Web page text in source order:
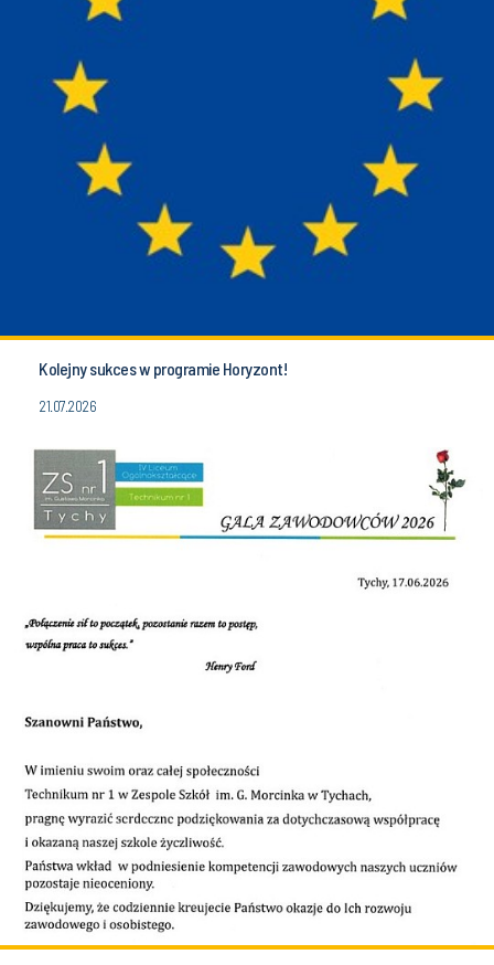
Kolejny sukces w programie Horyzont!
21.07.2026